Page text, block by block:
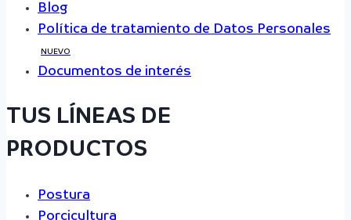
Blog
Política de tratamiento de Datos Personales
NUEVO
Documentos de interés
TUS LÍNEAS DE
PRODUCTOS
Postura
Porcicultura